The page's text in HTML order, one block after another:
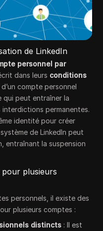
de LinkedIn
personnel par
dans leurs conditions
compte personnel
qui peut entraîner la
permanentes.
identité pour créer
de LinkedIn peut
entraînant la suspension
pour plusieurs
personnels, il existe des
plusieurs comptes :
distincts : Il est